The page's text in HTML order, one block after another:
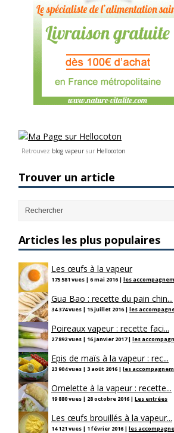
Retrouvez blog vapeur sur Hellocoton
Trouver un article
Articles les plus populaires
Les œufs à la vapeur
175 581 vues | 6 mai 2016 | les
Gua Bao : recette du pain chin...
34 374 vues | 15 juillet 2016 | les
Poireaux vapeur : recette faci...
27 892 vues | 16 janvier 2017| les
Epis de maïs à la vapeur : rec...
23 904 vues | 3 août 2016 | les
Omelette à la vapeur : recette...
19 880 vues | 28 octobre 2016 | Les entrées
Les œufs brouillés à la vapeur...
14 121 vues | 1 février 2016 | les